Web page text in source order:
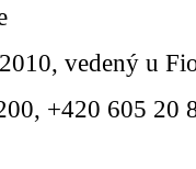
vedený u
+420 605 20